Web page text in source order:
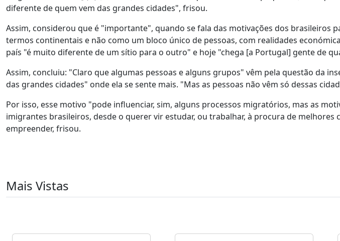
diferente de quem vem das grandes cidades", frisou.
Assim, considerou que é "importante", quando se fala das motivações dos brasileiros
termos continentais e não como um bloco único de pessoas, com realidades
país "é muito diferente de um sítio para o outro" e hoje "chega [a Portugal] gente de
Assim, concluiu: "Claro que algumas pessoas e alguns grupos" vêm pela questão da
das grandes cidades" onde ela se sente mais. "Mas as pessoas não vêm só dessas
Por isso, esse motivo "pode influenciar, sim, alguns processos migratórios, mas as
imigrantes brasileiros, desde o querer vir estudar, ou trabalhar, à procura de melhores
empreender, frisou.
Mais Vistas